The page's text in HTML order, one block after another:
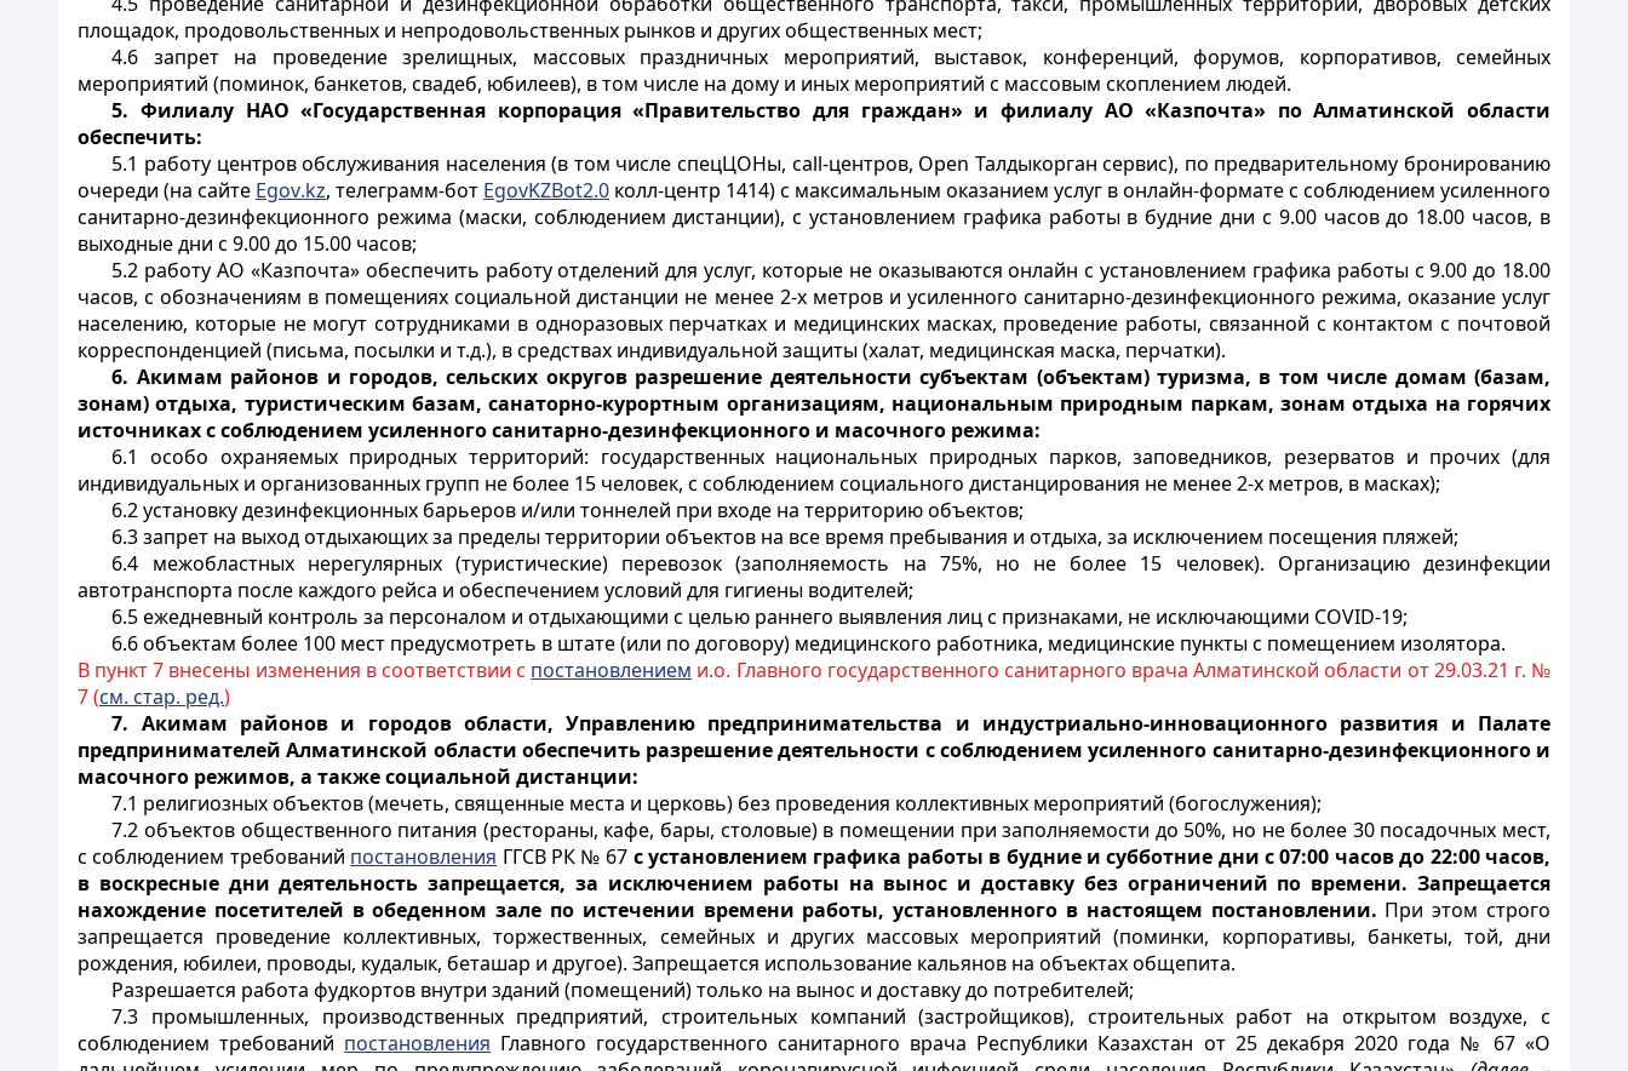
площадок, продовольственных и непродовольственных рынков и других общественных мест;
4.6 запрет на проведение зрелищных, массовых праздничных мероприятий, выставок, конференций, форумов, корпоративов, семейных
мероприятий (поминок, банкетов, свадеб, юбилеев), в том числе на дому и иных мероприятий с массовым скоплением людей.
5. Филиалу НАО «Государственная корпорация «Правительство для граждан» и филиалу АО «Казпочта» по Алматинской области
обеспечить:
5.1 работу центров обслуживания населения (в том числе спецЦОНы, call-центров, Open Талдыкорган сервис), по предварительному бронированию
очереди (на сайте Egov.kz, телеграмм-бот EgovKZBot2.0 колл-центр 1414)с максимальным оказанием услуг в онлайн-формате с соблюдением усиленного
санитарно-дезинфекционного режима (маски, соблюдением дистанции), с установлением графика работы в будние дни с 9.00 часов до 18.00 часов, в
выходные дни с 9.00 до 15.00 часов;
5.2 работу АО «Казпочта» обеспечить работу отделений для услуг, которые не оказываются онлайн с установлением графика работы с 9.00 до 18.00
часов, с обозначениям в помещениях социальной дистанции не менее 2-х метров и усиленного санитарно-дезинфекционного режима, оказание услуг
населению, которые не могут сотрудниками в одноразовых перчатках и медицинских масках, проведение работы, связанной с контактом с почтовой
корреспонденцией (письма, посылки и т.д.), в средствах индивидуальной защиты (халат, медицинская маска, перчатки).
6. Акимам районов и городов, сельских округов разрешение деятельности субъектам (объектам) туризма, в том числе домам (базам,
зонам) отдыха, туристическим базам, санаторно-курортным организациям, национальным природным паркам, зонам отдыха на горячих
источниках с соблюдением усиленного санитарно-дезинфекционного и масочного режима:
6.1 особо охраняемых природных территорий: государственных национальных природных парков, заповедников, резерватов и прочих (для
индивидуальных и организованных групп не более 15 человек, с соблюдением социального дистанцирования не менее 2-х метров, в масках);
6.2 установку дезинфекционных барьеров и/или тоннелей при входе на территорию объектов;
6.3 запрет на выход отдыхающих за пределы территории объектов на все время пребывания и отдыха, за исключением посещения пляжей;
6.4 межобластных нерегулярных (туристические) перевозок (заполняемость на 75%, но не более 15 человек). Организацию дезинфекции
автотранспорта после каждого рейса и обеспечением условий для гигиены водителей;
6.5 ежедневный контроль за персоналом и отдыхающими с целью раннего выявления лиц с признаками, не исключающими COVID-19;
6.6 объектам более 100 мест предусмотреть в штате (или по договору) медицинского работника, медицинские пункты с помещением изолятора.
В пункт 7 внесены изменения в соответствии с постановлением и.о. Главного государственного санитарного врача Алматинской области от 29.03.21 г. №
7 (см. стар. ред.)
7. Акимам районов и городов области, Управлению предпринимательства и индустриально-инновационного развития и Палате
предпринимателей Алматинской области обеспечить разрешение деятельности с соблюдением усиленного санитарно-дезинфекционного и
масочного режимов, а также социальной дистанции:
7.1 религиозных объектов (мечеть, священные места и церковь) без проведения коллективных мероприятий (богослужения);
7.2 объектов общественного питания (рестораны, кафе, бары, столовые) в помещении при заполняемости до 50%, но не более 30 посадочных мест,
с соблюдением требований постановления ГГСВ РК № 67 с установлением графика работы в будние и субботние дни с 07:00 часов до 22:00 часов,
в воскресные дни деятельность запрещается, за исключением работы на вынос и доставку без ограничений по времени. Запрещается
нахождение посетителей в обеденном зале по истечении времени работы, установленного в настоящем постановлении. При этом строго
запрещается проведение коллективных, торжественных, семейных и других массовых мероприятий (поминки, корпоративы, банкеты, той, дни
рождения, юбилеи, проводы, кудалык, беташар и другое). Запрещается использование кальянов на объектах общепита.
Разрешается работа фудкортов внутри зданий (помещений) только на вынос и доставку до потребителей;
7.3 промышленных, производственных предприятий, строительных компаний (застройщиков), строительных работ на открытом воздухе, с
соблюдением требований постановления Главного государственного санитарного врача Республики Казахстан от 25 декабря 2020 года № 67 «О